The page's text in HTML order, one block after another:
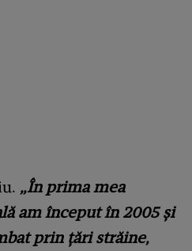
„În prima mea
am început în 2005 și
prin țări străine,